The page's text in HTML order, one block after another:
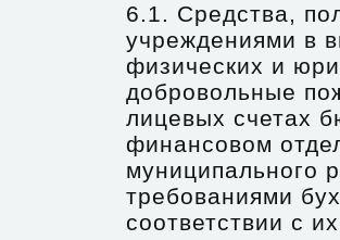
6.1. Средства,
учреждениями в
физических и
добровольные
лицевых счетах
финансовом
муниципального
требованиями
соответствии с